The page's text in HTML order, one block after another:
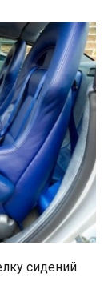
сидений